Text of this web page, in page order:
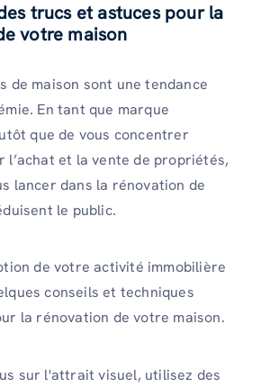
trucs et astuces pour la
votre maison
de maison sont une tendance
En tant que marque
que de vous concentrer
l’achat et la vente de propriétés,
lancer dans la rénovation de
le public.
de votre activité immobilière
conseils et techniques
la rénovation de votre maison.
sur l'attrait visuel, utilisez des